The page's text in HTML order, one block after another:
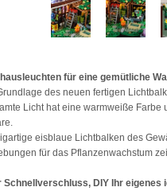
für eine gemütliche
des neuen fertigen
Licht hat eine warmweiße
eisblaue Lichtbalken des
für das Pflanzenwachstum
Schnellverschluss, DIY Ihr eigenes